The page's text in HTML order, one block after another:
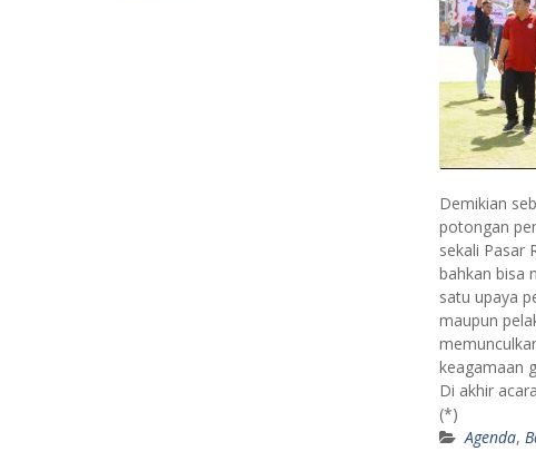
Demikian
potongan
sekali Pasar
bahkan bisa
satu upaya
maupun
keagamaan
Di akhir
(*)
Agenda,